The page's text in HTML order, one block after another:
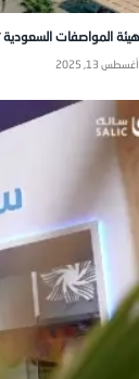
هيئة المواصفات
أغسطس 13, 2025